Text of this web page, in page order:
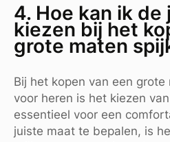
4. Hoe kan ik de
kiezen bij het
grote maten
Bij het kopen van een
voor heren is het kiezen
essentieel voor een
juiste maat te bepalen, is